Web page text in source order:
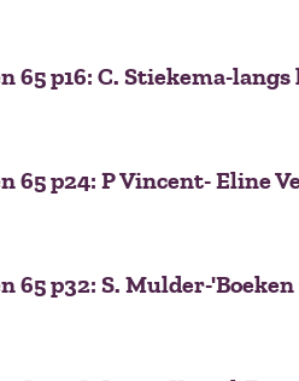
65 p16: C. Stiekema-
65 p24: P Vincent- Eline
65 p32: S. Mulder-